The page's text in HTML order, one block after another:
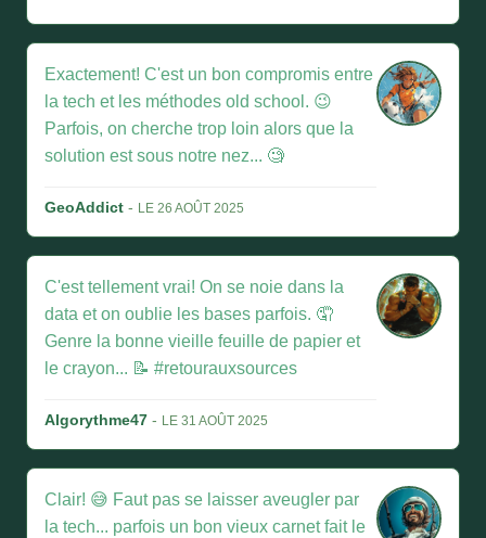
Exactement! C'est un bon compromis entre
la tech et les méthodes old school. 😉
Parfois, on cherche trop loin alors que la
solution est sous notre nez... 🧐
GeoAddict - LE 26 AOÛT 2025
C'est tellement vrai! On se noie dans la
data et on oublie les bases parfois. 🤦
Genre la bonne vieille feuille de papier et
le crayon... 📝 #retourauxsources
Algorythme47 - LE 31 AOÛT 2025
Clair! 😅 Faut pas se laisser aveugler par
la tech... parfois un bon vieux carnet fait le